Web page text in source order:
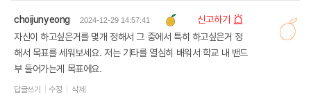
choijunyeong 2024-12-29 14:57:41
신고하기
자신이 하고싶은거를 몇개 정해서 그 중에서 특히 하고싶은거 정
해서 목표를 세워보세요. 저는 기타를 열심히 배워서 학교 내 밴드
부 들어가는게 목표에요.
답글쓰기 수정 삭제